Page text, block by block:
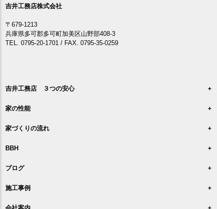
吉井工務店株式会社
〒679-1213
兵庫県多可郡多可町加美区山野部408-3
TEL. 0795-20-1701 / FAX. 0795-35-0259
吉井工務店 ３つの安心
家の性能
家づくりの流れ
BBH
ブログ
施工事例